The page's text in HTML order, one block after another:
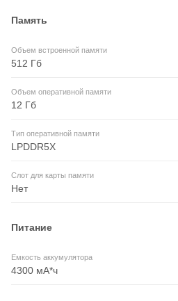
Память
Объем встроенной памяти
512 Гб
Объем оперативной памяти
12 Гб
Тип оперативной памяти
LPDDR5X
Слот для карты памяти
Нет
Питание
Емкость аккумулятора
4300 мА*ч